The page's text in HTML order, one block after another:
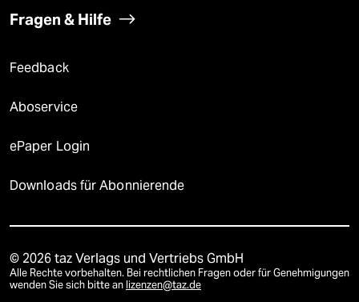
Fragen & Hilfe
Feedback
Aboservice
ePaper Login
Downloads für Abonnierende
© 2026 taz Verlags und Vertriebs GmbH
Alle Rechte vorbehalten. Bei rechtlichen Fragen oder für Genehmigungen
wenden Sie sich bitte an lizenzen@taz.de